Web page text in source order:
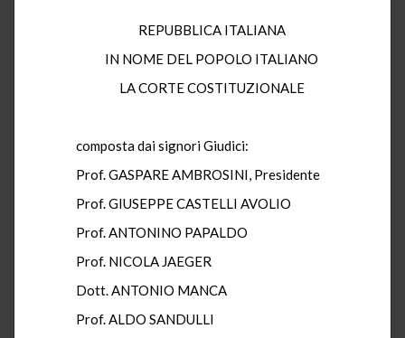
REPUBBLICA ITALIANA
IN NOME DEL POPOLO ITALIANO
LA CORTE COSTITUZIONALE
composta dai signori Giudici:
Prof. GASPARE AMBROSINI, Presidente
Prof. GIUSEPPE CASTELLI AVOLIO
Prof. ANTONINO PAPALDO
Prof. NICOLA JAEGER
Dott. ANTONIO MANCA
Prof. ALDO SANDULLI